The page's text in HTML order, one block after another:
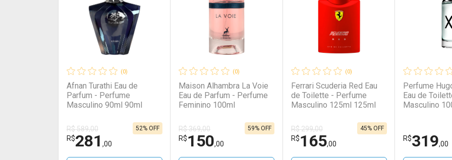
Ativar Desconto Ativar Desconto Ativar Desconto Ativar
(0)
Afnan Turathi Eau de
Parfum - Perfume
Masculino 90ml 90ml
R$ 589,00
R$281 ,00
52% OFF
(0)
Maison Alhambra La Voie
Eau de Parfum - Perfume
Feminino 100ml
R$ 369,00
R$150,00
59% OFF
(0)
Ferrari Scuderia Red Eau
de Toilette - Perfume
Masculino 125ml 125ml
R$ 299,00
R$165,00
45% OFF
Perfume
Eau de Toilette - Perfume
Masculino
R$319,00